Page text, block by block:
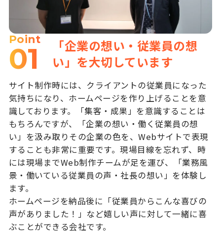
Point
01
「企業の想い・従業員の想
い」を大切しています
サイト制作時には、クライアントの従業員になった
気持ちになり、ホームページを作り上げることを意
識しております。「集客・成果」を意識することは
もちろんですが、「企業の想い・働く従業員の想
い」を汲み取りその企業の色を、Webサイトで表現
することも非常に重要です。現場目線を忘れず、時
には現場までWeb制作チームが足を運び、「業務風
景・働いている従業員の声・社長の想い」を体験し
ます。
ホームページを納品後に「従業員からこんな喜びの
声がありました！」など嬉しい声に対して一緒に喜
ぶことができる会社です。